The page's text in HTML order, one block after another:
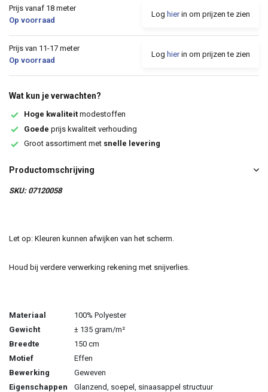
Prijs vanaf 18 meter
Op voorraad
Log hierin om prijzen te zien
Prijs van 11-17 meter
Op voorraad
Log hierin om prijzen te zien
Wat kun je verwachten?
Hoge kwaliteit modestoffen
Goede prijs kwaliteit verhouding
Groot assortiment met snelle levering
Productomschrijving
SKU: 07120058
Let op: Kleuren kunnen afwijken van het scherm.
Houd bij verdere verwerking rekening met snijverlies.
Materiaal
100% Polyester
Gewicht
± 135 gram/m²
Breedte
150 cm
Motief
Effen
Bewerking
Geweven
Eigenschappen
Glanzend, soepel, sinaasappel structuur